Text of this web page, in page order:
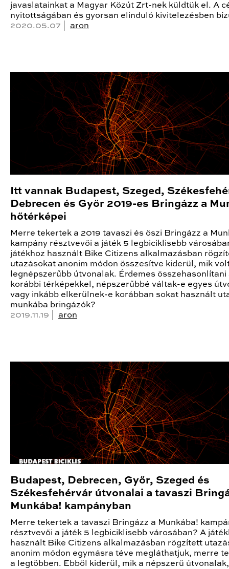
javaslatainkat a Magyar Közút Zrt-nek küldtük el. A
nyitottságában és gyorsan elinduló kivitelezésben
2020.05.07 | aron
Itt vannak Budapest, Szeged,
Debrecen és Győr 2019-es Bringázz a
hőtérképei
Merre tekertek a 2019 tavaszi és őszi Bringázz a
kampány résztvevői a játék 5 legbiciklisebb
játékhoz használt Bike Citizens alkalmazásban
utazásokat anonim módon összesítve kiderül, mik
legnépszerűbb útvonalak. Érdemes összehasonlítani
korábbi térképekkel, népszerűbbé váltak-e egyes
vagy inkább elkerülnek-e korábban sokat használt
munkába bringázók?
2019.11.19 | aron
Budapest, Debrecen, Győr, Szeged és
Székesfehérvár útvonalai a tavaszi
Munkába! kampányban
Merre tekertek a tavaszi Bringázz a Munkába!
résztvevői a játék 5 legbiciklisebb városában? A
használt Bike Citizens alkalmazásban rögzített
anonim módon egymásra téve megláthatjuk, merre
a legtöbben. Ebből kiderül, mik a népszerű